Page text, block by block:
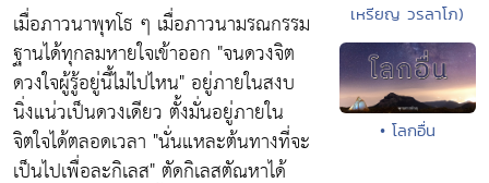
เมื่อภาวนาพุทโธ ๆ เมื่อภาวนามรณกรรม
ฐานได้ทุกลมหายใจเข้าออก "จนดวงจิต
ดวงใจผู้รู้อยู่นี้ไม่ไปไหน"อยู่ภายในสงบ
นิ่งแน่วเป็นดวงเดียว ตั้งมั่นอยู่ภายใน
จิตใจได้ตลอดเวลา "นั่นแหละต้นทางที่จะ
เป็นไปเพื่อละกิเลส"ตัดกิเลสตัณหาได้
เหรียญ วรลาโภ)
• โลกอื่น